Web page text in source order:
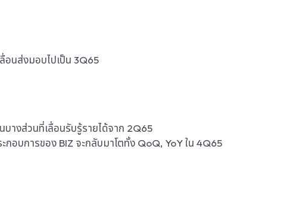
อนส่งมอบไปเป็น 3Q65
างส่วนที่เลื่อนรับรู้รายได้จาก 2Q65
บการของ BIZ จะกลับมาโตทั้ง QoQ, YoY ใน 4Q65